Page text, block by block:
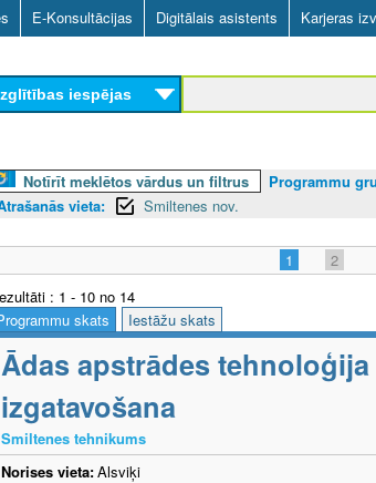
Skip
to
main
content
E-Konsultācijas Digitālais asistents Karjeras
iespējas
Notīrīt meklētos vārdus un filtrus Programmu
vieta:
Smiltenes nov.
1 2
: 1 - 10 no 14
skats
Iestāžu skats
Ādas apstrādes
izgatavošana
Smiltenes tehnikums
Norises vieta:Alsviķi